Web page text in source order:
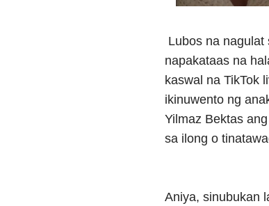
Lubos na nagulat
napakataas na
kaswal na TikTok
ikinuwento ng
Yilmaz Bektas
sa ilong o
Aniya, sinubukan